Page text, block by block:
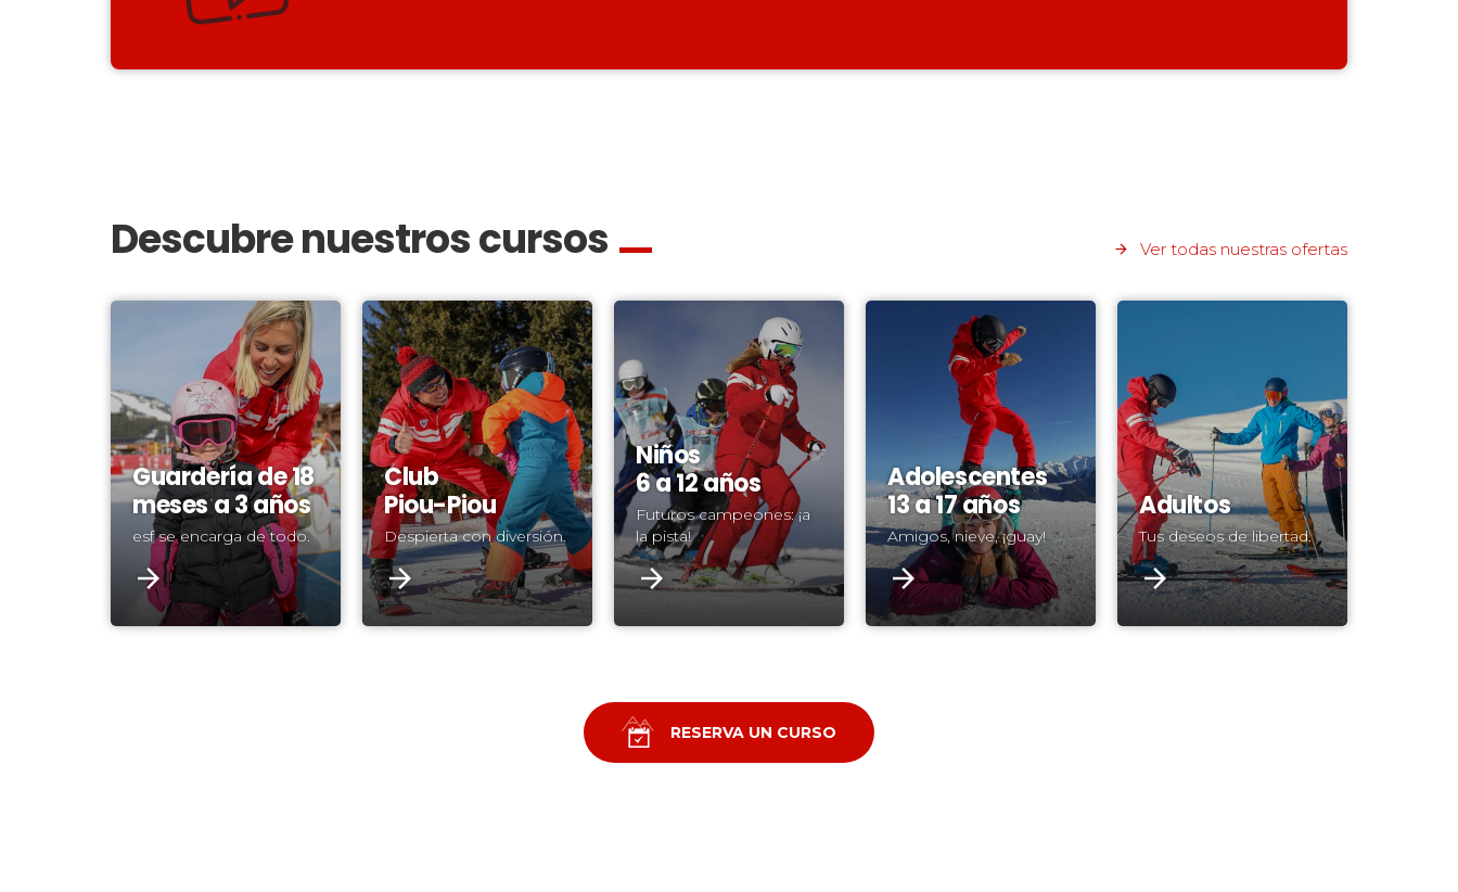
Descubre nuestros cursos Ver todas nuestras ofertas
Guardería de 18
meses a 3 años
esf se encarga de todo.
Club
Piou-Piou
Despierta con diversión.
Niños
6 a 12 años
Futuros campeones: ¡a
la pista!
Adolescentes
13 a 17 años
Amigos, nieve, ¡guay!
Adultos
Tus deseos de libertad.
RESERVA UN CURSO